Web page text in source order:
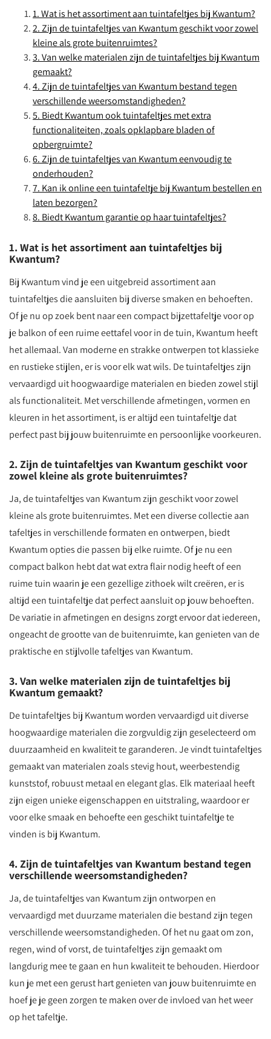
1. Wat is het assortiment aan tuintafeltjes bij Kwantum?
2. Zijn de tuintafeltjes van Kwantum geschikt voor zowel
kleine als grote buitenruimtes?
3. Van welke materialen zijn de tuintafeltjes bij Kwantum
gemaakt?
4. Zijn de tuintafeltjes van Kwantum bestand tegen
verschillende weersomstandigheden?
5. Biedt Kwantum ook tuintafeltjes met extra
functionaliteiten, zoals opklapbare bladen of
opbergruimte?
6. Zijn de tuintafeltjes van Kwantum eenvoudig te
onderhouden?
7. Kan ik online een tuintafeltje bij Kwantum bestellen en
laten bezorgen?
8. Biedt Kwantum garantie op haar tuintafeltjes?
1. Wat is het assortiment aan tuintafeltjes bij
Kwantum?
Bij Kwantum vind je een uitgebreid assortiment aan
tuintafeltjes die aansluiten bij diverse smaken en behoeften.
Of je nu op zoek bent naar een compact bijzettafeltje voor op
je balkon of een ruime eettafel voor in de tuin, Kwantum heeft
het allemaal. Van moderne en strakke ontwerpen tot klassieke
en rustieke stijlen, er is voor elk wat wils. De tuintafeltjes zijn
vervaardigd uit hoogwaardige materialen en bieden zowel stijl
als functionaliteit. Met verschillende afmetingen, vormen en
kleuren in het assortiment, is er altijd een tuintafeltje dat
perfect past bij jouw buitenruimte en persoonlijke voorkeuren.
2. Zijn de tuintafeltjes van Kwantum geschikt voor
zowel kleine als grote buitenruimtes?
Ja, de tuintafeltjes van Kwantum zijn geschikt voor zowel
kleine als grote buitenruimtes. Met een diverse collectie aan
tafeltjes in verschillende formaten en ontwerpen, biedt
Kwantum opties die passen bij elke ruimte. Of je nu een
compact balkon hebt dat wat extra flair nodig heeft of een
ruime tuin waarin je een gezellige zithoek wilt creëren, er is
altijd een tuintafeltje dat perfect aansluit op jouw behoeften.
De variatie in afmetingen en designs zorgt ervoor dat iedereen,
ongeacht de grootte van de buitenruimte, kan genieten van de
praktische en stijlvolle tafeltjes van Kwantum.
3. Van welke materialen zijn de tuintafeltjes bij
Kwantum gemaakt?
De tuintafeltjes bij Kwantum worden vervaardigd uit diverse
hoogwaardige materialen die zorgvuldig zijn geselecteerd om
duurzaamheid en kwaliteit te garanderen. Je vindt tuintafeltjes
gemaakt van materialen zoals stevig hout, weerbestendig
kunststof, robuust metaal en elegant glas. Elk materiaal heeft
zijn eigen unieke eigenschappen en uitstraling, waardoor er
voor elke smaak en behoefte een geschikt tuintafeltje te
vinden is bij Kwantum.
4. Zijn de tuintafeltjes van Kwantum bestand tegen
verschillende weersomstandigheden?
Ja, de tuintafeltjes van Kwantum zijn ontworpen en
vervaardigd met duurzame materialen die bestand zijn tegen
verschillende weersomstandigheden. Of het nu gaat om zon,
regen, wind of vorst, de tuintafeltjes zijn gemaakt om
langdurig mee te gaan en hun kwaliteit te behouden. Hierdoor
kun je met een gerust hart genieten van jouw buitenruimte en
hoef je je geen zorgen te maken over de invloed van het weer
op het tafeltje.